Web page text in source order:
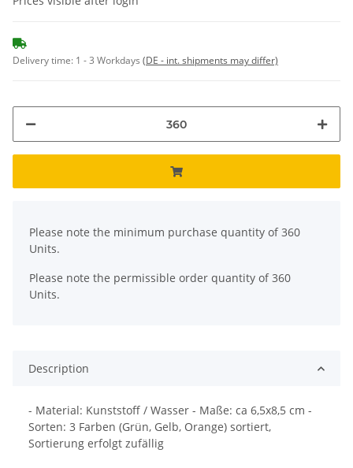
Delivery time: 1 - 3 Workdays (DE - int. shipments may differ)
Please note the minimum purchase quantity of 360
Units.
Please note the permissible order quantity of 360
Units.
Description
- Material: Kunststoff / Wasser - Maße: ca 6,5x8,5 cm -
Sorten: 3 Farben (Grün, Gelb, Orange) sortiert,
Sortierung erfolgt zufällig